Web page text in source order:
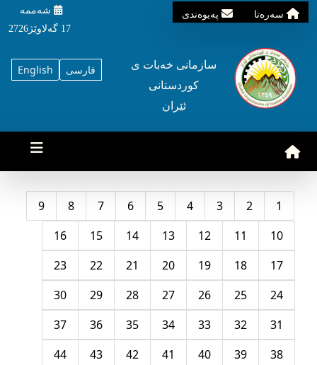
سه‌ره‌تا په‌یوه‌ندی
شه‌ممه‌
17 گه‌لاوێژ2726
English فارسی
سازمانی خه‌بات ی
کوردستانی
ئێران
1
2
3
4
5
6
7
8
9
10
11
12
13
14
15
16
17
18
19
20
21
22
23
24
25
26
27
28
29
30
31
32
33
34
35
36
37
38
39
40
41
42
43
44